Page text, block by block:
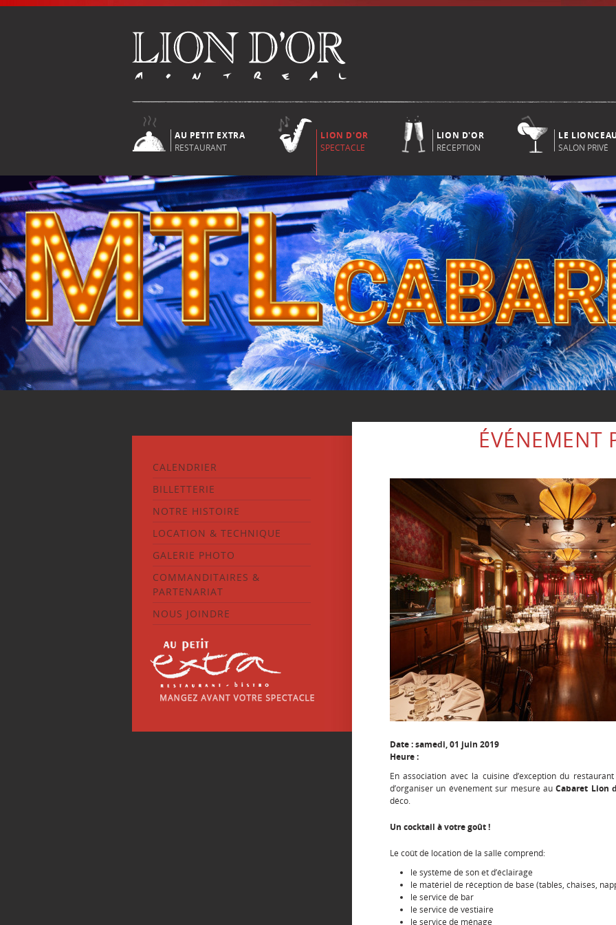
AU PETIT EXTRA
RESTAURANT
LION D'OR
SPECTACLE
LION D'OR
RÉCEPTION
LE
SALON PRIVÉ
CALENDRIER
BILLETTERIE
NOTRE HISTOIRE
LOCATION & TECHNIQUE
GALERIE PHOTO
COMMANDITAIRES &
PARTENARIAT
NOUS JOINDRE
ÉVÉNEMENT
Date : samedi, 01 juin 2019
Heure :
En association avec la cuisine d’exception du
d’organiser un évènement sur mesure auCabaret Lion
déco.
Un cocktail à votre goût !
Le coût de location de la salle comprend:
le système de son et d’éclairage
le matériel de réception de base (tables, chaises,
le service de bar
le service de vestiaire
le service de ménage